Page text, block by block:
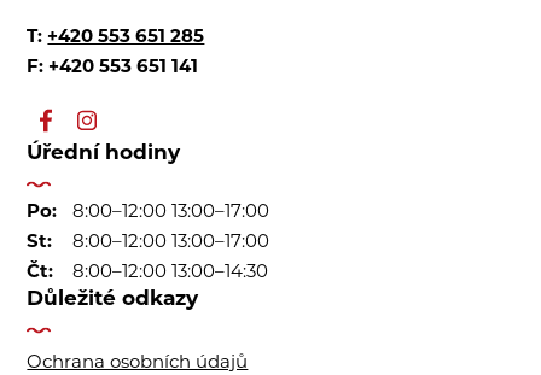
T: +420 553 651 285
F: +420 553 651 141
Úřední hodiny
Po:
8:00–12:00 13:00–17:00
St:
8:00–12:00 13:00–17:00
Čt:
8:00–12:00 13:00–14:30
Důležité odkazy
Ochrana osobních údajů